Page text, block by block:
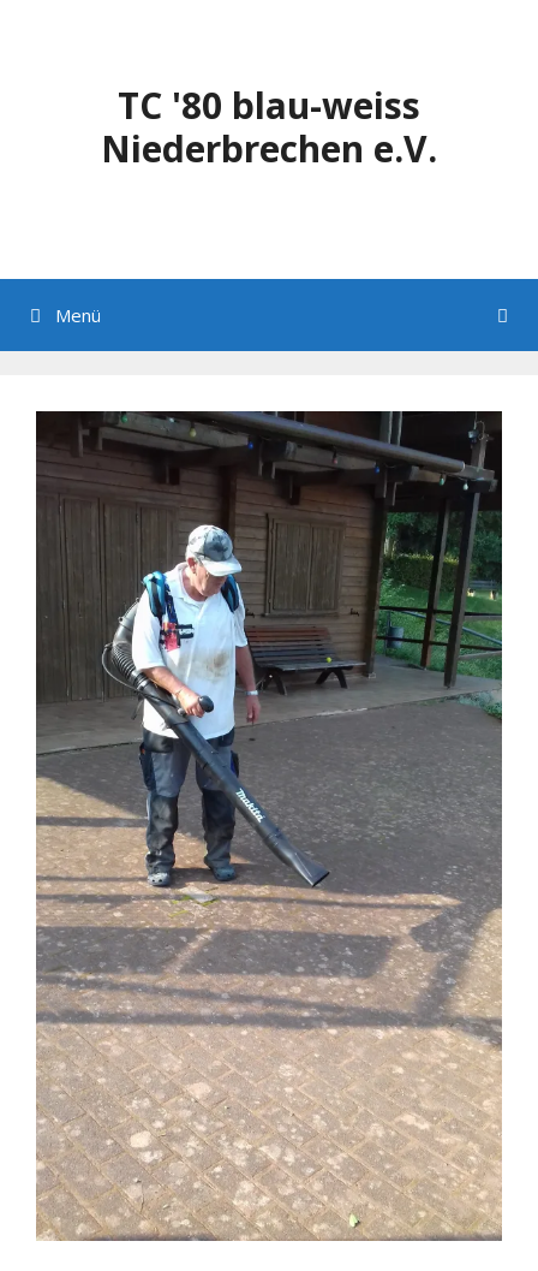
TC '80 blau-weiss
Niederbrechen e.V.
Menü